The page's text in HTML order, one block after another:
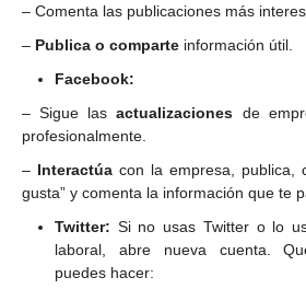
– Comenta las publicaciones más
– Publica o comparte información útil.
Facebook:
– Sigue lasactualizaciones de
profesionalmente.
– Interactúa con la empresa, publica,
gusta” y comenta la información que te
Twitter: Si no usas Twitter o lo
laboral, abre nueva cuenta.
puedes hacer: